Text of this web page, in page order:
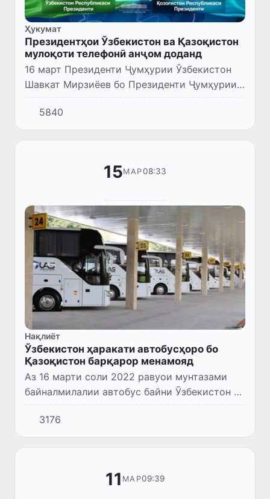
Ҳукумат
Президентҳои Ўзбекистон ва Қазоқистон
мулоқоти телефонӣ анҷом доданд
16 март Президенти Ҷумҳурии Ўзбекистон
Шавкат Мирзиёев бо Президенти Ҷумҳурии
Қазоқистон Қосим-Жомарт Тоқаев мулоқоти
телефонӣ анҷом дод.
5840
15МАР08:33
Нақлиёт
Ўзбекистон ҳаракати автобусҳоро бо
Қазоқистон барқарор менамояд
Аз 16 марти соли 2022 равуои мунтазами
байналмилалии автобус байни Ӯзбекистон ва
Қазоқистон барқарор карда мешавад.
3176
11 МАР09:39